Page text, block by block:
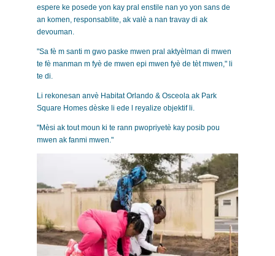
espere ke posede yon kay pral enstile nan yo yon sans de
an komen, responsablite, ak valè a nan travay di ak
devouman.
"Sa fè m santi m gwo paske mwen pral aktyèlman di mwen
te fè manman m fyè de mwen epi mwen fyè de tèt mwen," li
te di.
Li rekonesan anvè Habitat Orlando & Osceola ak Park
Square Homes dèske li ede l reyalize objektif li.
"Mèsi ak tout moun ki te rann pwopriyetè kay posib pou
mwen ak fanmi mwen."